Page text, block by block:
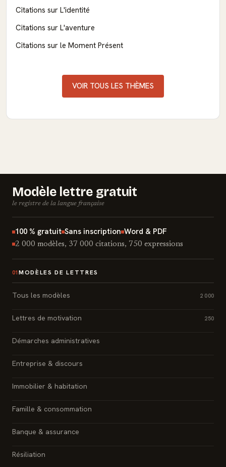
Citations sur L'identité
Citations sur L'aventure
Citations sur le Moment Présent
VOIR TOUS LES THÈMES
Modèle lettre gratuit
le registre de la langue française
100 % gratuit Sans inscription Word & PDF
2 000 modèles, 37 000 citations, 750 expressions
01 MODÈLES DE LETTRES
Tous les modèles 2 000
Lettres de motivation 250
Démarches administratives
Entreprise & discours
Immobilier & habitation
Famille & consommation
Banque & assurance
Résiliation